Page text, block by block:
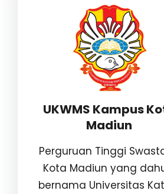
UKWMS Kampus
Madiun
Perguruan Tinggi
Kota Madiun yang
bernama Universitas